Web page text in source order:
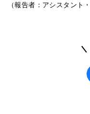
（報告者：アシスタント